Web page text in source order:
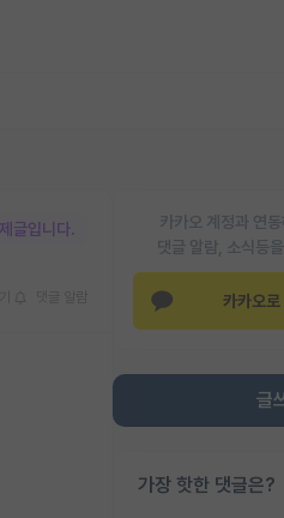
카카오 계정과 연
댓글 알람, 소식등
카카오
글
가장 핫한 댓글은?
글입니다.